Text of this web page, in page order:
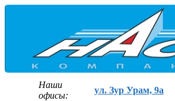
Наши
офисы:
ул. Зур Урам, 9а